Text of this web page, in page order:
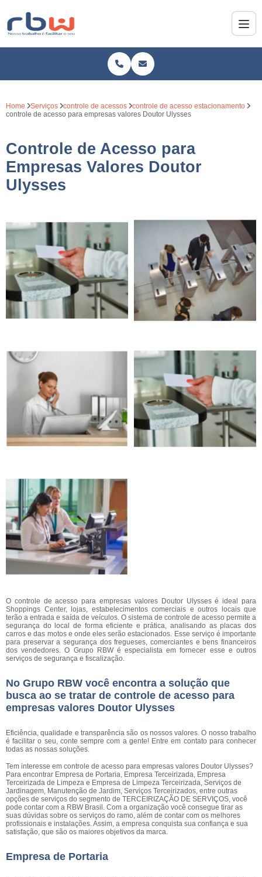
Home Serviços controle de acessos
controle de acesso estacionamento
controle de acesso para empresas valores Doutor Ulysses
Controle de Acesso para
Empresas Valores Doutor
Ulysses
O controle de acesso para empresas valores Doutor Ulysses é ideal para
Shoppings Center, lojas, estabelecimentos comerciais e outros locais que
terão a entrada e saída de veículos. O sistema de controle de acesso permite a
segurança do local de forma eficiente e prática, analisando as placas dos
carros e das motos e onde eles serão estacionados. Esse serviço é importante
para preservar a segurança dos fregueses, comerciantes e bens financeiros
dos vendedores. O Grupo RBW é especialista em fornecer esse e outros
serviços de segurança e fiscalização.
No Grupo RBW você encontra a solução que
busca ao se tratar de controle de acesso para
empresas valores Doutor Ulysses
Eficiência, qualidade e transparência são os nossos valores. O nosso trabalho
é facilitar o seu, conte sempre com a gente! Entre em contato para conhecer
todas as nossas soluções.
Tem interesse em controle de acesso para empresas valores Doutor Ulysses?
Para encontrar Empresa de Portaria, Empresa Terceirizada, Empresa
Terceirizada de Limpeza e Empresa de Limpeza Terceirizada, Serviços de
Jardinagem, Manutenção de Jardim, Serviços Terceirizados, entre outras
opções de serviços do segmento de TERCEIRIZAÇÃO DE SERVIÇOS, você
pode contar com a RBW Brasil. Com a organização você consegue tirar as
suas dúvidas sobre os serviços do ramo, além de contar com os melhores
profissionais e instalações. Assim, a empresa conquista sua confiança e sua
satisfação, que são os maiores objetivos da marca.
Empresa de Portaria